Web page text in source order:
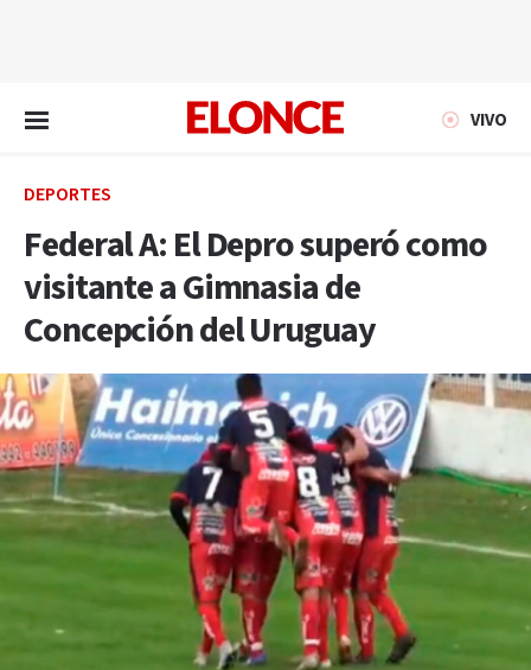
VIVO
DEPORTES
Federal A: El Depro superó como
visitante a Gimnasia de
Concepción del Uruguay